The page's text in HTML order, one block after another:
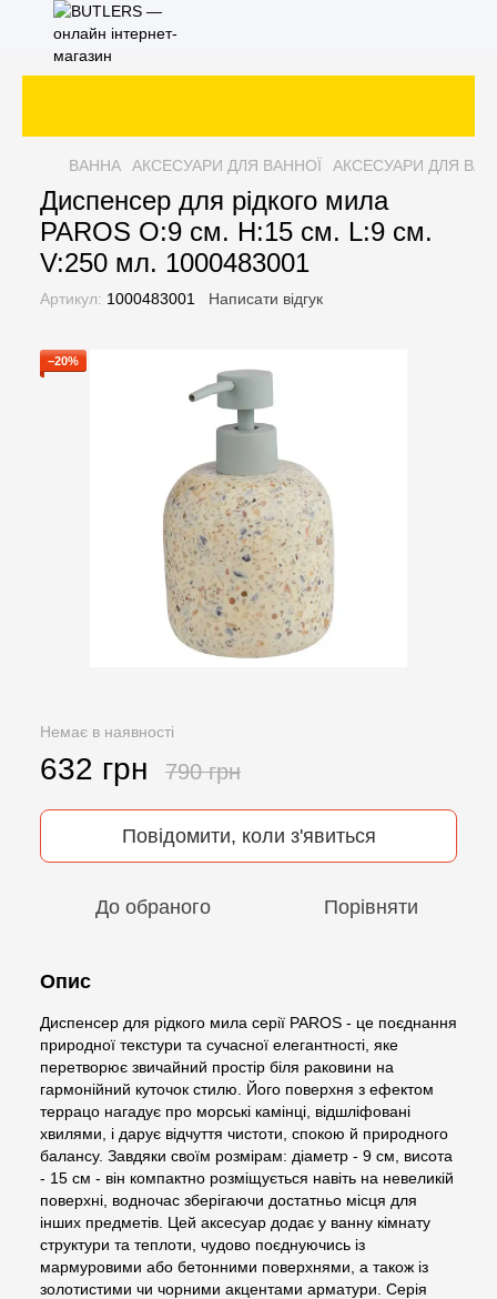
ВАННА АКСЕСУАРИ ДЛЯ ВАННОЇ АКСЕСУАРИ ДЛЯ
Диспенсер для рідкого мила
PAROS O:9 см. H:15 см. L:9 см.
V:250 мл. 1000483001
Артикул: 1000483001 Написати відгук
−20%
Немає в наявності
632 грн 790 грн
Повідомити, коли з'явиться
До обраного Порівняти
Опис
Диспенсер для рідкого мила серії PAROS - це поєднання
природної текстури та сучасної елегантності, яке
перетворює звичайний простір біля раковини на
гармонійний куточок стилю. Його поверхня з ефектом
террацо нагадує про морські камінці, відшліфовані
хвилями, і дарує відчуття чистоти, спокою й природного
балансу. Завдяки своїм розмірам: діаметр - 9 см, висота
- 15 см - він компактно розміщується навіть на невеликій
поверхні, водночас зберігаючи достатньо місця для
інших предметів. Цей аксесуар додає у ванну кімнату
структури та теплоти, чудово поєднуючись із
мармуровими або бетонними поверхнями, а також із
золотистими чи чорними акцентами арматури. Серія